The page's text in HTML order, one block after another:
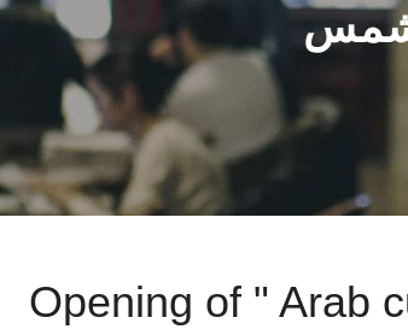
شمس
Opening of " Arab